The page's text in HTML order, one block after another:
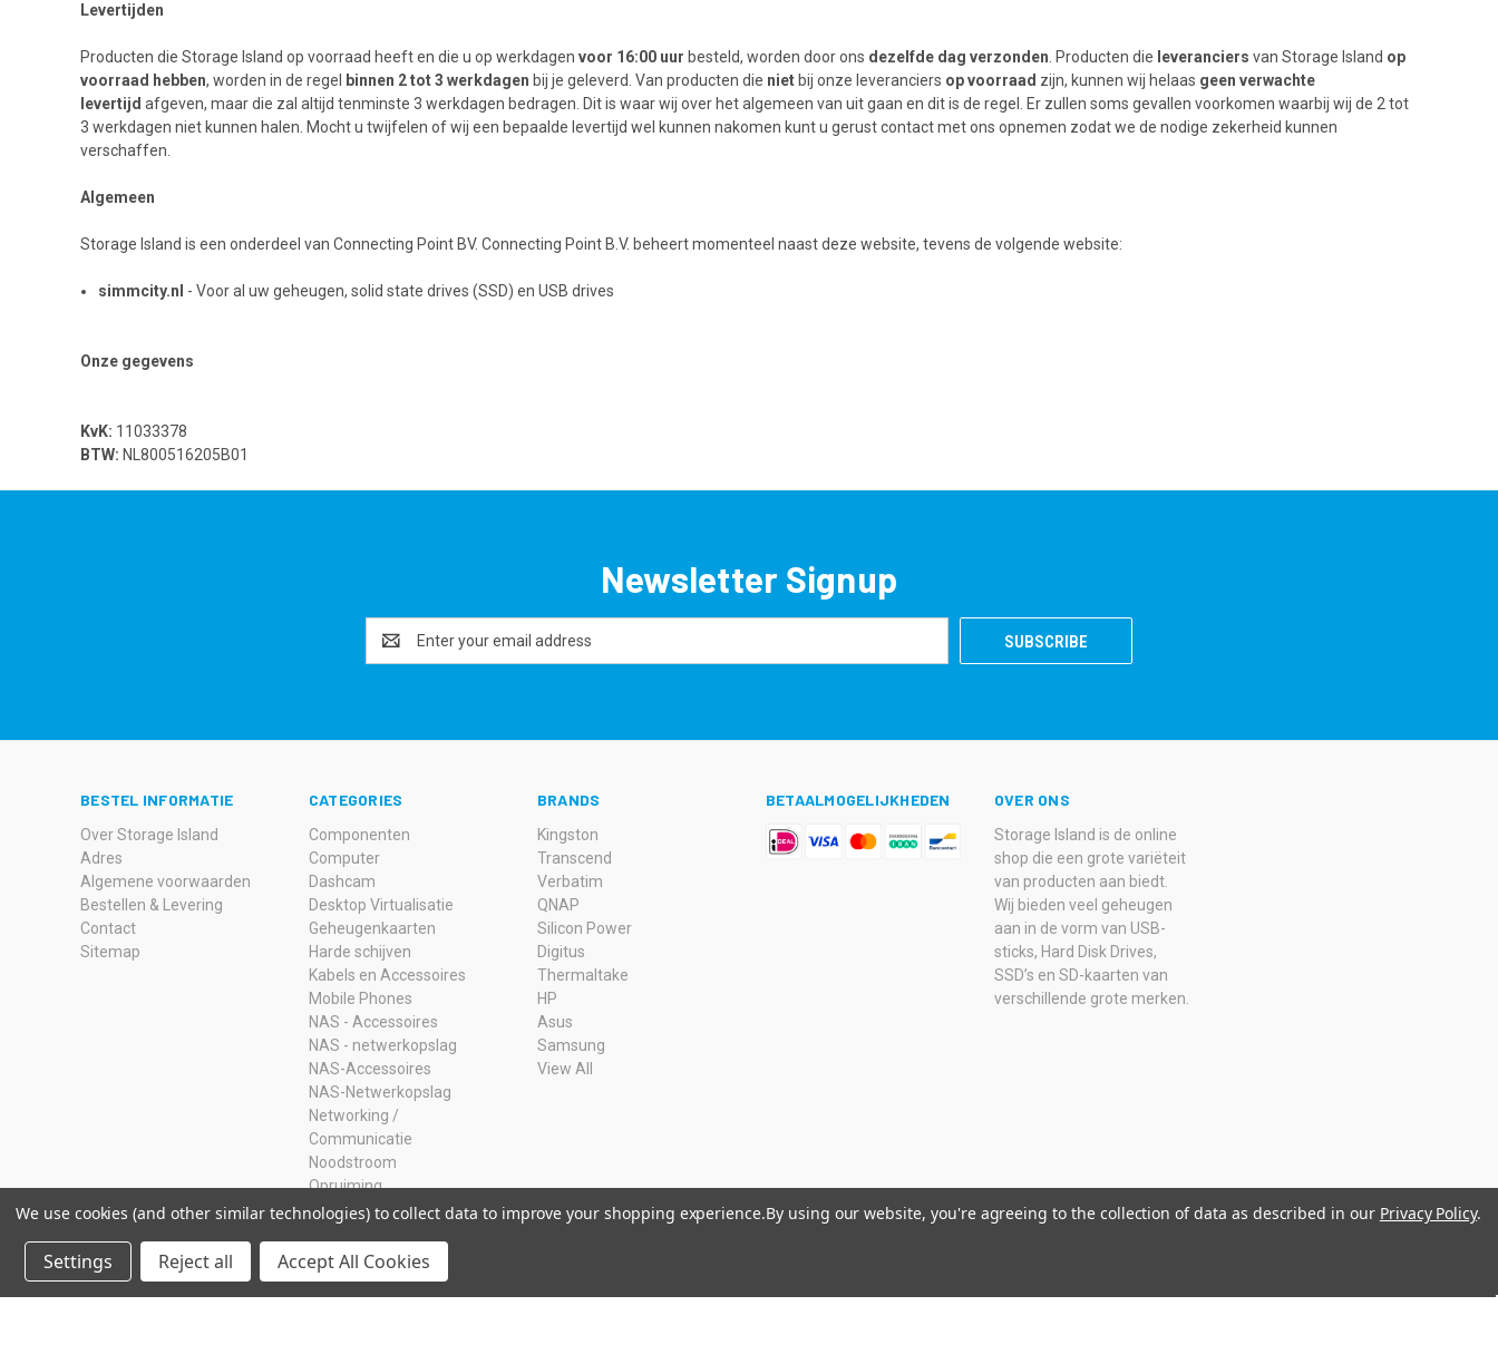
Levertijden
Producten die Storage Island op voorraad heeft en die u op werkdagen voor 16:00 uur besteld, worden door ons dezelfde dag verzonden . Producten die leveranciers van Storage Island op
voorraad hebben, worden in de regel binnen 2 tot 3 werkdagen bij je geleverd. Van producten die niet bij onze leveranciers op voorraad zijn, kunnen wij helaas geen verwachte
levertijd afgeven, maar die zal altijd tenminste 3 werkdagen bedragen. Dit is waar wij over het algemeen van uit gaan en dit is de regel. Er zullen soms gevallen voorkomen waarbij wij de 2 tot
3 werkdagen niet kunnen halen. Mocht u twijfelen of wij een bepaalde levertijd wel kunnen nakomen kunt u gerust contact met ons opnemen zodat we de nodige zekerheid kunnen
verschaffen.
Algemeen
Storage Island is een onderdeel van Connecting Point BV. Connecting Point B.V. beheert momenteel naast deze website, tevens de volgende website:
simmcity.nl - Voor al uw geheugen, solid state drives (SSD) en USB drives
Onze gegevens
KvK: 11033378
BTW: NL800516205B01
Newsletter Signup
Address
BESTEL INFORMATIE
Over Storage Island
Adres
Algemene voorwaarden
Bestellen & Levering
Contact
Sitemap
CATEGORIES
Componenten
Computer
Dashcam
Desktop Virtualisatie
Geheugenkaarten
Harde schijven
Kabels en Accessoires
Mobile Phones
NAS - Accessoires
NAS - netwerkopslag
NAS-Accessoires
NAS-Netwerkopslag
Networking /
Communicatie
Noodstroom
Opruiming
Ram Geheugen
SSD
Storage Adapters
Usb-sticks
BRANDS
Kingston
Transcend
Verbatim
QNAP
Silicon Power
Digitus
Thermaltake
HP
Asus
Samsung
View All
BETAALMOGELIJKHEDEN OVER ONS
Storage Island is de online
shop die een grote variëteit
van producten aan biedt.
Wij bieden veel geheugen
aan in de vorm van USB-
sticks, Hard Disk Drives,
SSD’s en SD-kaarten van
verschillende grote merken.
We use cookies (and other similar technologies) to collect data to improve your shopping experience.By using our website, you're agreeing to the collection of data as described in our Privacy Policy.
Settings Reject all Accept All Cookies